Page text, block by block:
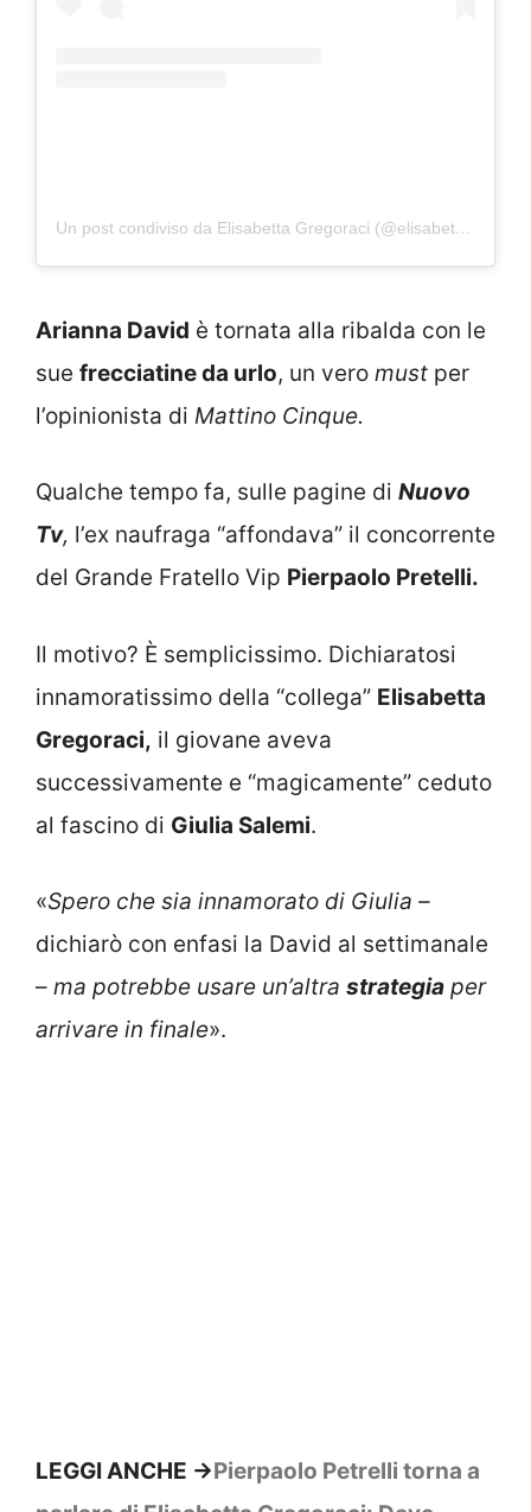
Un post condiviso da Elisabetta Gregoraci (@elisabettagregoracireal)
Arianna David è tornata alla ribalda con le
sue frecciatine da urlo, un vero must per
l’opinionista di Mattino Cinque.
Qualche tempo fa, sulle pagine di Nuovo
Tv, l’ex naufraga “affondava” il concorrente
del Grande Fratello Vip Pierpaolo Pretelli.
Il motivo? È semplicissimo. Dichiaratosi
innamoratissimo della “collega” Elisabetta
Gregoraci, il giovane aveva
successivamente e “magicamente” ceduto
al fascino di Giulia Salemi.
«Spero che sia innamorato di Giulia –
dichiarò con enfasi la David al settimanale
– ma potrebbe usare un’altra strategia per
arrivare in finale».
LEGGI ANCHE ->Pierpaolo Petrelli torna a